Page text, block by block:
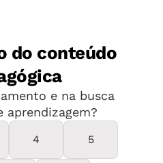
e de recíproca cobrança
artístico, técnico ou
cooperativo, no qual
naturalmente. Isso pode
generaliza quando há um